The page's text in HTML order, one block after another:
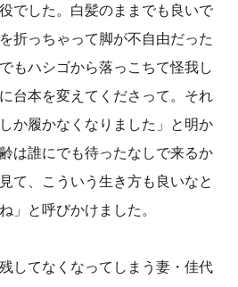
でした。白髪のままでも良いで
折っちゃって脚が不自由だった
もハシゴから落っこちて怪我し
台本を変えてくださって。それ
か履かなくなりました」と明か
は誰にでも待ったなしで来るか
て、こういう生き方も良いなと
」と呼びかけました。
してなくなってしまう妻・佳代